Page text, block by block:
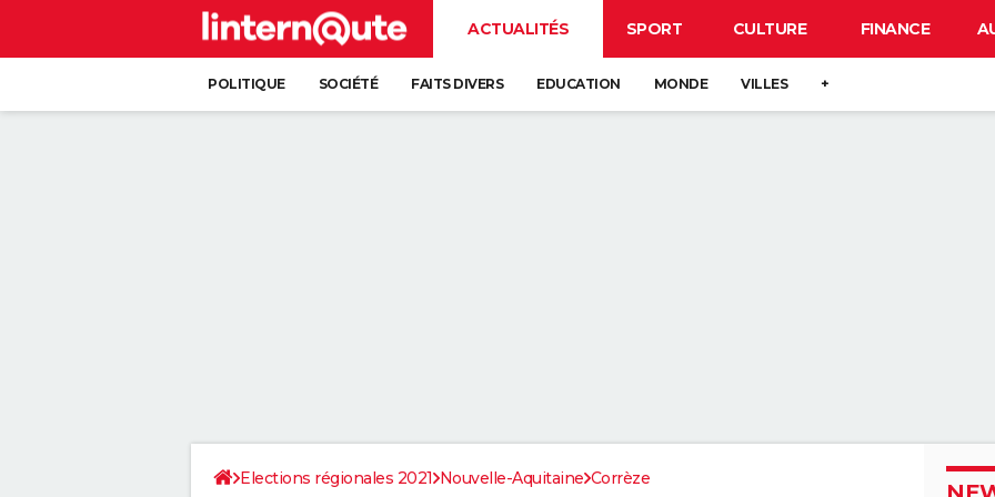
ACTUALITÉS SPORT CULTURE FINANCE
POLITIQUE SOCIÉTÉ FAITS DIVERS EDUCATION MONDE VILLES +
Elections régionales 2021 Nouvelle-Aquitaine Corrèze